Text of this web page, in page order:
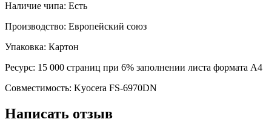
Наличие чипа: Есть
Производство: Европейский союз
Упаковка: Картон
Ресурс: 15 000 страниц при 6% заполнении листа формата А4
Совместимость: Kyocera FS-6970DN
Написать отзыв